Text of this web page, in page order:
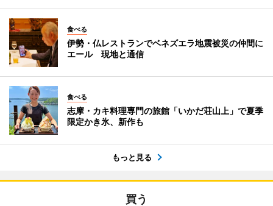
食べる
伊勢・仏レストランでベネズエラ地震被災の仲間に
エール 現地と通信
食べる
志摩・カキ料理専門の旅館「いかだ荘山上」で夏季
限定かき氷、新作も
もっと見る
買う